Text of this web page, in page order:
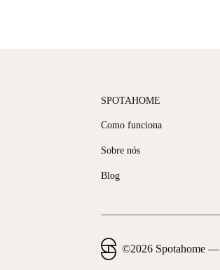
SPOTAHOME
Como funciona
Sobre nós
Blog
©2026 Spotahome —